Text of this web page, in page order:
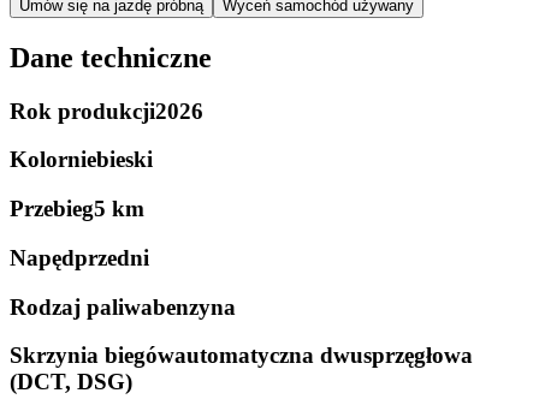
Umów się na jazdę próbną Wyceń samochód używany
Dane techniczne
Rok produkcji2026
Kolorniebieski
Przebieg5 km
Napędprzedni
Rodzaj paliwabenzyna
Skrzynia biegówautomatyczna dwusprzęgłowa
(DCT, DSG)